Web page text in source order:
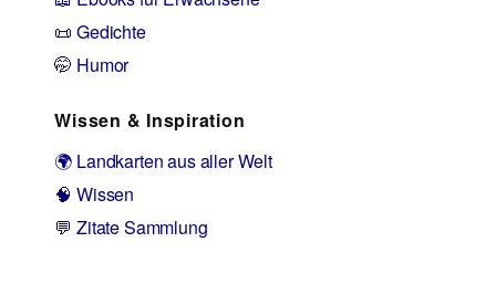
📜 Gedichte
🤭 Humor
Wissen & Inspiration
🌍 Landkarten aus aller Welt
🧠 Wissen
💬 Zitate Sammlung